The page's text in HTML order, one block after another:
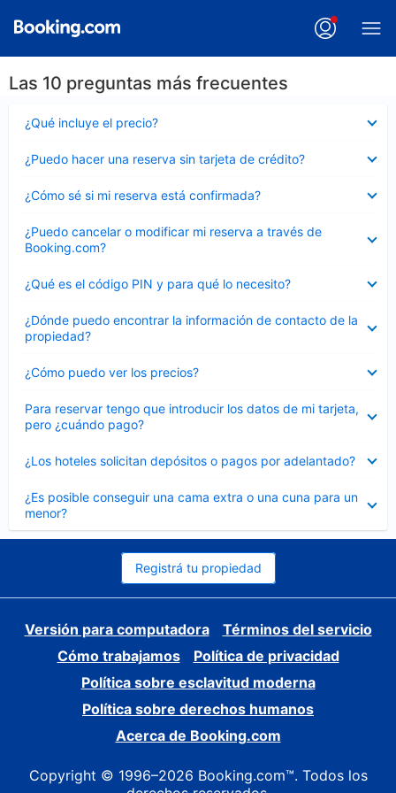
Las 10 preguntas más frecuentes
¿Qué incluye el precio?
cerrado
¿Puedo hacer una reserva sin tarjeta de crédito?
cerrado
¿Cómo sé si mi reserva está confirmada?
cerrado
¿Puedo cancelar o modificar mi reserva a través de
Booking.com?
cerrado
¿Qué es el código PIN y para qué lo necesito?
cerrado
¿Dónde puedo encontrar la información de contacto de la
propiedad?
cerrado
¿Cómo puedo ver los precios?
cerrado
Para reservar tengo que introducir los datos de mi tarjeta,
pero ¿cuándo pago?
cerrado
¿Los hoteles solicitan depósitos o pagos por adelantado?
cerrado
¿Es posible conseguir una cama extra o una cuna para un
menor?
cerrado
Registrá tu propiedad
Versión para computadora
Términos del servicio
Cómo trabajamos
Política de privacidad
Política sobre esclavitud moderna
Política sobre derechos humanos
Acerca de Booking.com
Copyright © 1996–2026 Booking.com™. Todos los